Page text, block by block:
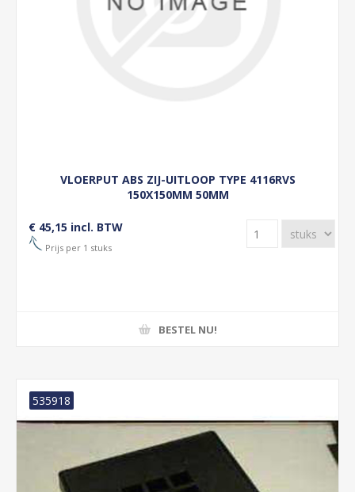
VLOERPUT ABS ZIJ-UITLOOP TYPE 4116RVS
150X150MM 50MM
€ 45,15 incl. BTW
Prijs per 1 stuks
BESTEL NU!
535918